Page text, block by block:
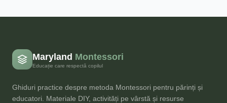
Maryland Montessori
Educație care respectă copilul
Ghiduri practice despre metoda Montessori pentru părinți și
educatori. Materiale DIY, activități pe vârstă și resurse